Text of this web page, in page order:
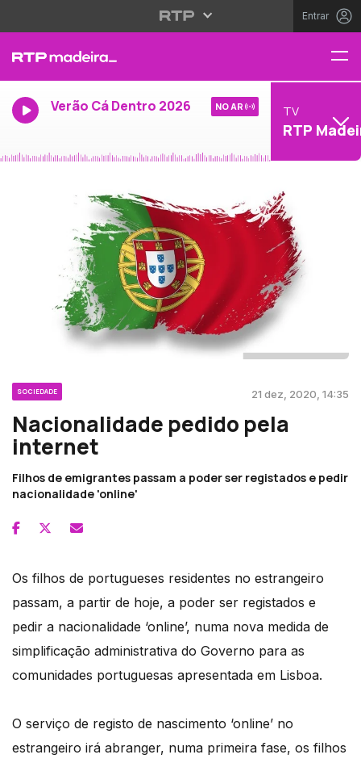
Entrar
Verão Cá Dentro 2026 NO AR TV
RTP
SOCIEDADE 21 dez, 2020, 14:35
Nacionalidade pedido pela
internet
Filhos de emigrantes passam a poder ser registados e pedir
nacionalidade 'online'
Os filhos de portugueses residentes no estrangeiro
passam, a partir de hoje, a poder ser registados e
pedir a nacionalidade ‘online’, numa nova medida de
simplificação administrativa do Governo para as
comunidades portuguesas apresentada em Lisboa.
O serviço de registo de nascimento ‘online’ no
estrangeiro irá abranger, numa primeira fase, os filhos